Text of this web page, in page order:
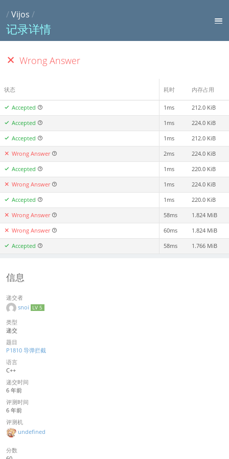
/Vijos /
记录详情
Wrong Answer
状态 耗时 内存占用
Accepted 1ms 212.0 KiB
Accepted 1ms 224.0 KiB
Accepted 1ms 212.0 KiB
Wrong Answer 2ms 224.0 KiB
Accepted 1ms 220.0 KiB
Wrong Answer 1ms 224.0 KiB
Accepted 1ms 220.0 KiB
Wrong Answer 58ms 1.824 MiB
Wrong Answer 60ms 1.824 MiB
Accepted 58ms 1.766 MiB
信息
递交者
snoi LV 5
类型
递交
题目
P1810 导弹拦截
语言
C++
递交时间
6 年前
评测时间
6 年前
评测机
undefined
分数